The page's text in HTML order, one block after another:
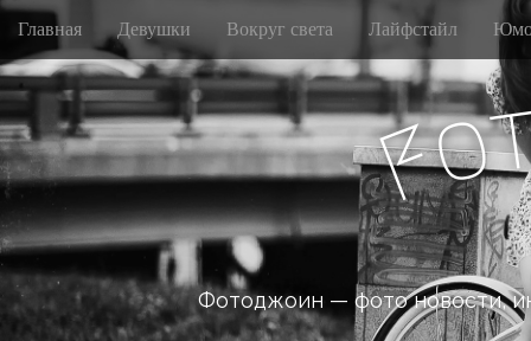
M
i
n
m
e
n
u
S
i
p
t
o
c
o
n
t
e
Главная Девушки Вокруг света Лайфстайл
Fo
Фотоджоин — фото новости,